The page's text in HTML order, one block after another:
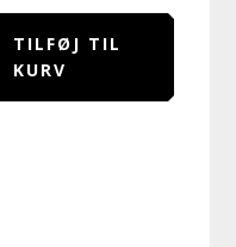
TILFØJ TIL
KURV